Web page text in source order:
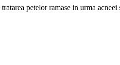
petelor ramase in urma